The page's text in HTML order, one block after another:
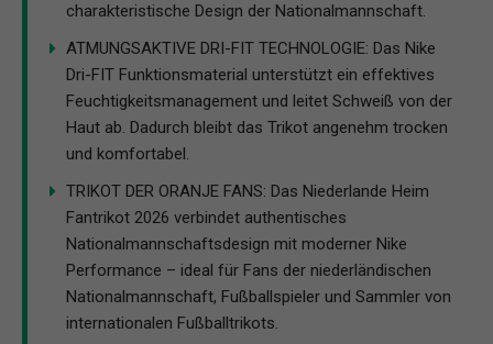
charakteristische Design der Nationalmannschaft.
ATMUNGSAKTIVE DRI-FIT TECHNOLOGIE: Das Nike
Dri-FIT Funktionsmaterial unterstützt ein effektives
Feuchtigkeitsmanagement und leitet Schweiß von der
Haut ab. Dadurch bleibt das Trikot angenehm trocken
und komfortabel.
TRIKOT DER ORANJE FANS: Das Niederlande Heim
Fantrikot 2026 verbindet authentisches
Nationalmannschaftsdesign mit moderner Nike
Performance – ideal für Fans der niederländischen
Nationalmannschaft, Fußballspieler und Sammler von
internationalen Fußballtrikots.